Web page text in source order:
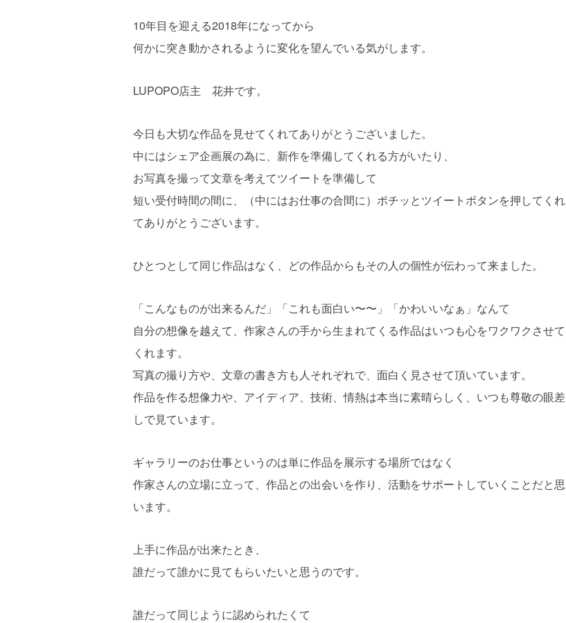
10年目を迎える2018年になってから
何かに突き動かされるように変化を望んでいる気がします。
LUPOPO店主 花井です。
今日も大切な作品を見せてくれてありがとうございました。
中にはシェア企画展の為に、新作を準備してくれる方がいたり、
お写真を撮って文章を考えてツイートを準備して
短い受付時間の間に、（中にはお仕事の合間に）ポチッとツイートボタンを押してくれ
てありがとうございます。
ひとつとして同じ作品はなく、どの作品からもその人の個性が伝わって来ました。
「こんなものが出来るんだ」「これも面白い〜〜」「かわいいなぁ」なんて
自分の想像を越えて、作家さんの手から生まれてくる作品はいつも心をワクワクさせて
くれます。
写真の撮り方や、文章の書き方も人それぞれで、面白く見させて頂いています。
作品を作る想像力や、アイディア、技術、情熱は本当に素晴らしく、いつも尊敬の眼差
しで見ています。
ギャラリーのお仕事というのは単に作品を展示する場所ではなく
作家さんの立場に立って、作品との出会いを作り、活動をサポートしていくことだと思
います。
上手に作品が出来たとき、
誰だって誰かに見てもらいたいと思うのです。
誰だって同じように認められたくて